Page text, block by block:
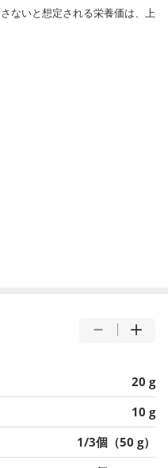
ないと想定される栄養価は、上
20 g
10 g
1/3個（50 g）